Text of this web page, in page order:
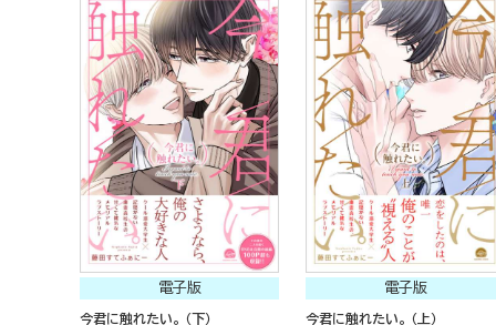
電子版
今君に触れたい。 （下）
電子版
今君に触れたい。 （上）